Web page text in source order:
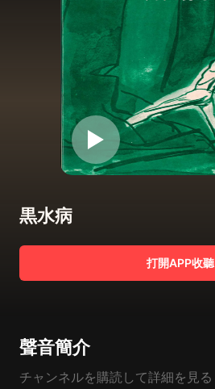
黒水病
打開APP收聽
聲音簡介
チャンネルを購読して詳細を見る